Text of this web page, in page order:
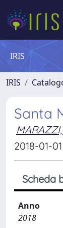
IRIS
IRIS
Santa
2018-01-01
Scheda
Anno
2018